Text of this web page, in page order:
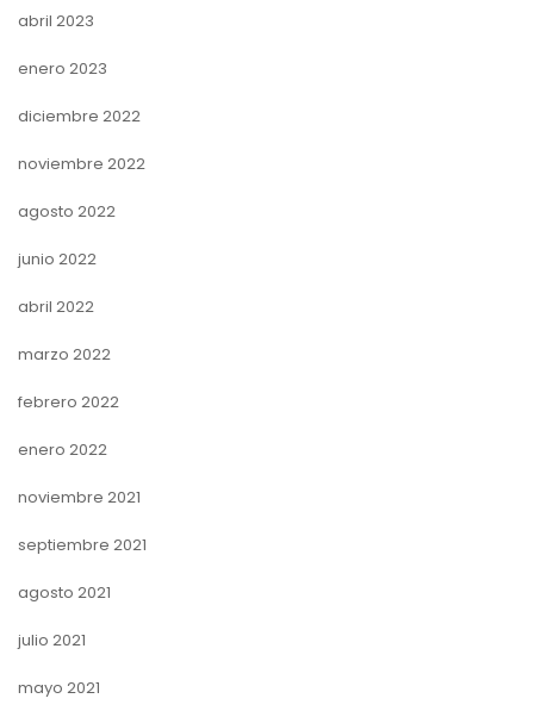
abril 2023
enero 2023
diciembre 2022
noviembre 2022
agosto 2022
junio 2022
abril 2022
marzo 2022
febrero 2022
enero 2022
noviembre 2021
septiembre 2021
agosto 2021
julio 2021
mayo 2021